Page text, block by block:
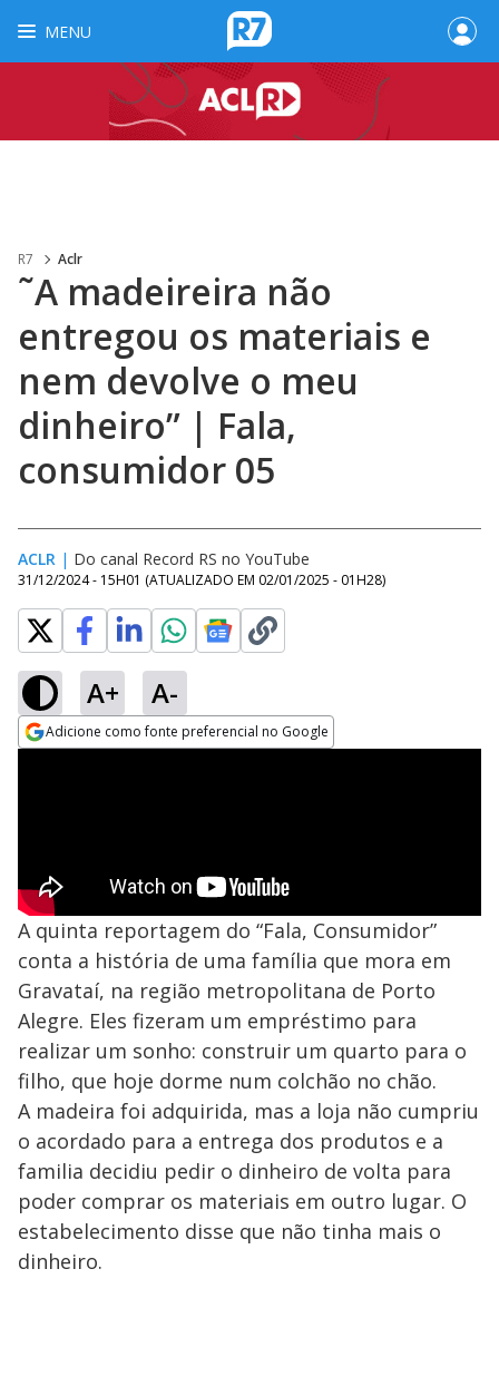
MENU
R7 Aclr
˜A madeireira não
entregou os materiais e
nem devolve o meu
dinheiro” | Fala,
consumidor 05
ACLR | Do canal Record RS no YouTube
31/12/2024 - 15H01 (ATUALIZADO EM 02/01/2025 - 01H28)
A+ A-
Adicione como fonte preferencial no Google
A quinta reportagem do “Fala, Consumidor”
conta a história de uma família que mora em
Gravataí, na região metropolitana de Porto
Alegre. Eles fizeram um empréstimo para
realizar um sonho: construir um quarto para o
filho, que hoje dorme num colchão no chão.
A madeira foi adquirida, mas a loja não cumpriu
o acordado para a entrega dos produtos e a
familia decidiu pedir o dinheiro de volta para
poder comprar os materiais em outro lugar. O
estabelecimento disse que não tinha mais o
dinheiro.